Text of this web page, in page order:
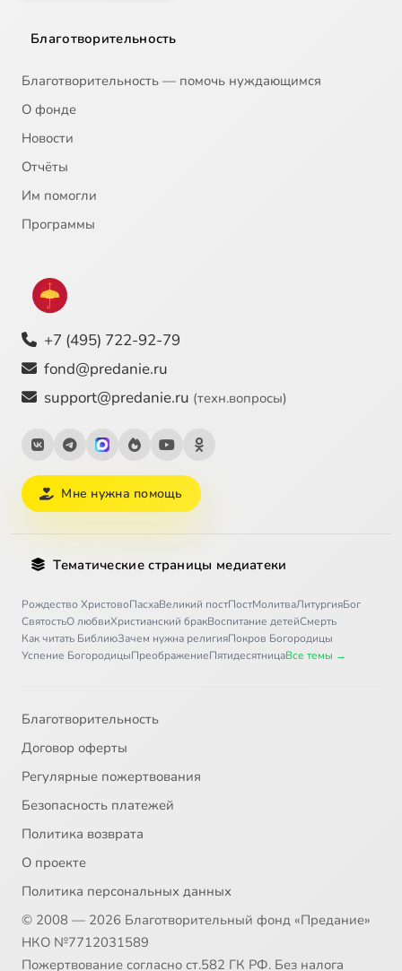
Благотворительность
Благотворительность — помочь нуждающимся
О фонде
Новости
Отчёты
Им помогли
Программы
+7 (495) 722-92-79
fond@predanie.ru
support@predanie.ru (техн.вопросы)
Мне нужна помощь
Тематические страницы медиатеки
Рождество ХристовоПасхаВеликий постПостМолитваЛитургияБог
СвятостьО любвиХристианский бракВоспитание детейСмерть
Как читать БиблиюЗачем нужна религияПокров Богородицы
Успение БогородицыПреображениеПятидесятницаВсе темы →
Благотворительность
Договор оферты
Регулярные пожертвования
Безопасность платежей
Политика возврата
О проекте
Политика персональных данных
© 2008 — 2026 Благотворительный фонд «Предание»
НКО №7712031589
Пожертвование согласно ст.582 ГК РФ. Без налога